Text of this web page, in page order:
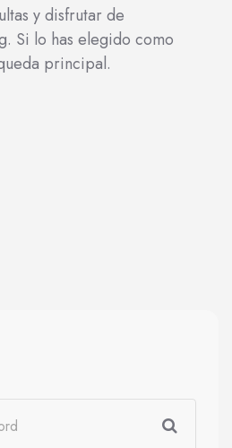
y disfrutar de
Si lo has elegido como
principal.